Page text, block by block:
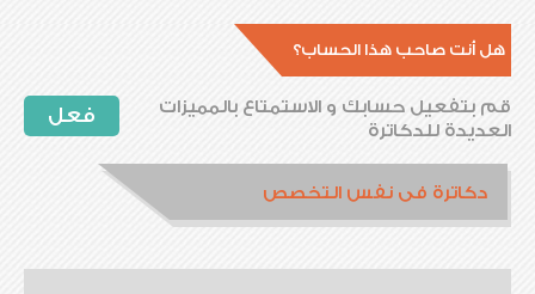
هل أنت صاحب هذا الحساب؟
فعل
قم بتفعيل حسابك و الاستمتاع بالمميزات
العديدة للدكاترة
دكاترة فى نفس التخصص